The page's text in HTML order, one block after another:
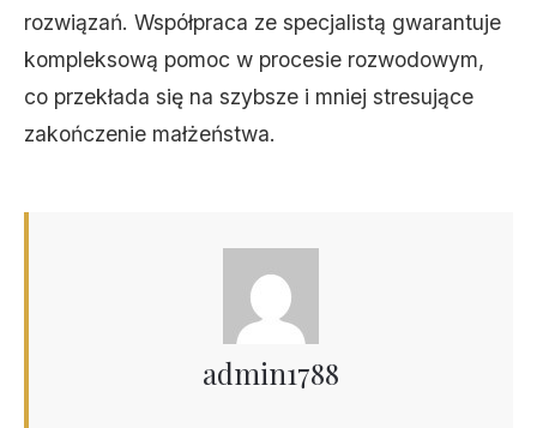
rozwiązań. Współpraca ze specjalistą gwarantuje
kompleksową pomoc w procesie rozwodowym,
co przekłada się na szybsze i mniej stresujące
zakończenie małżeństwa.
admin1788